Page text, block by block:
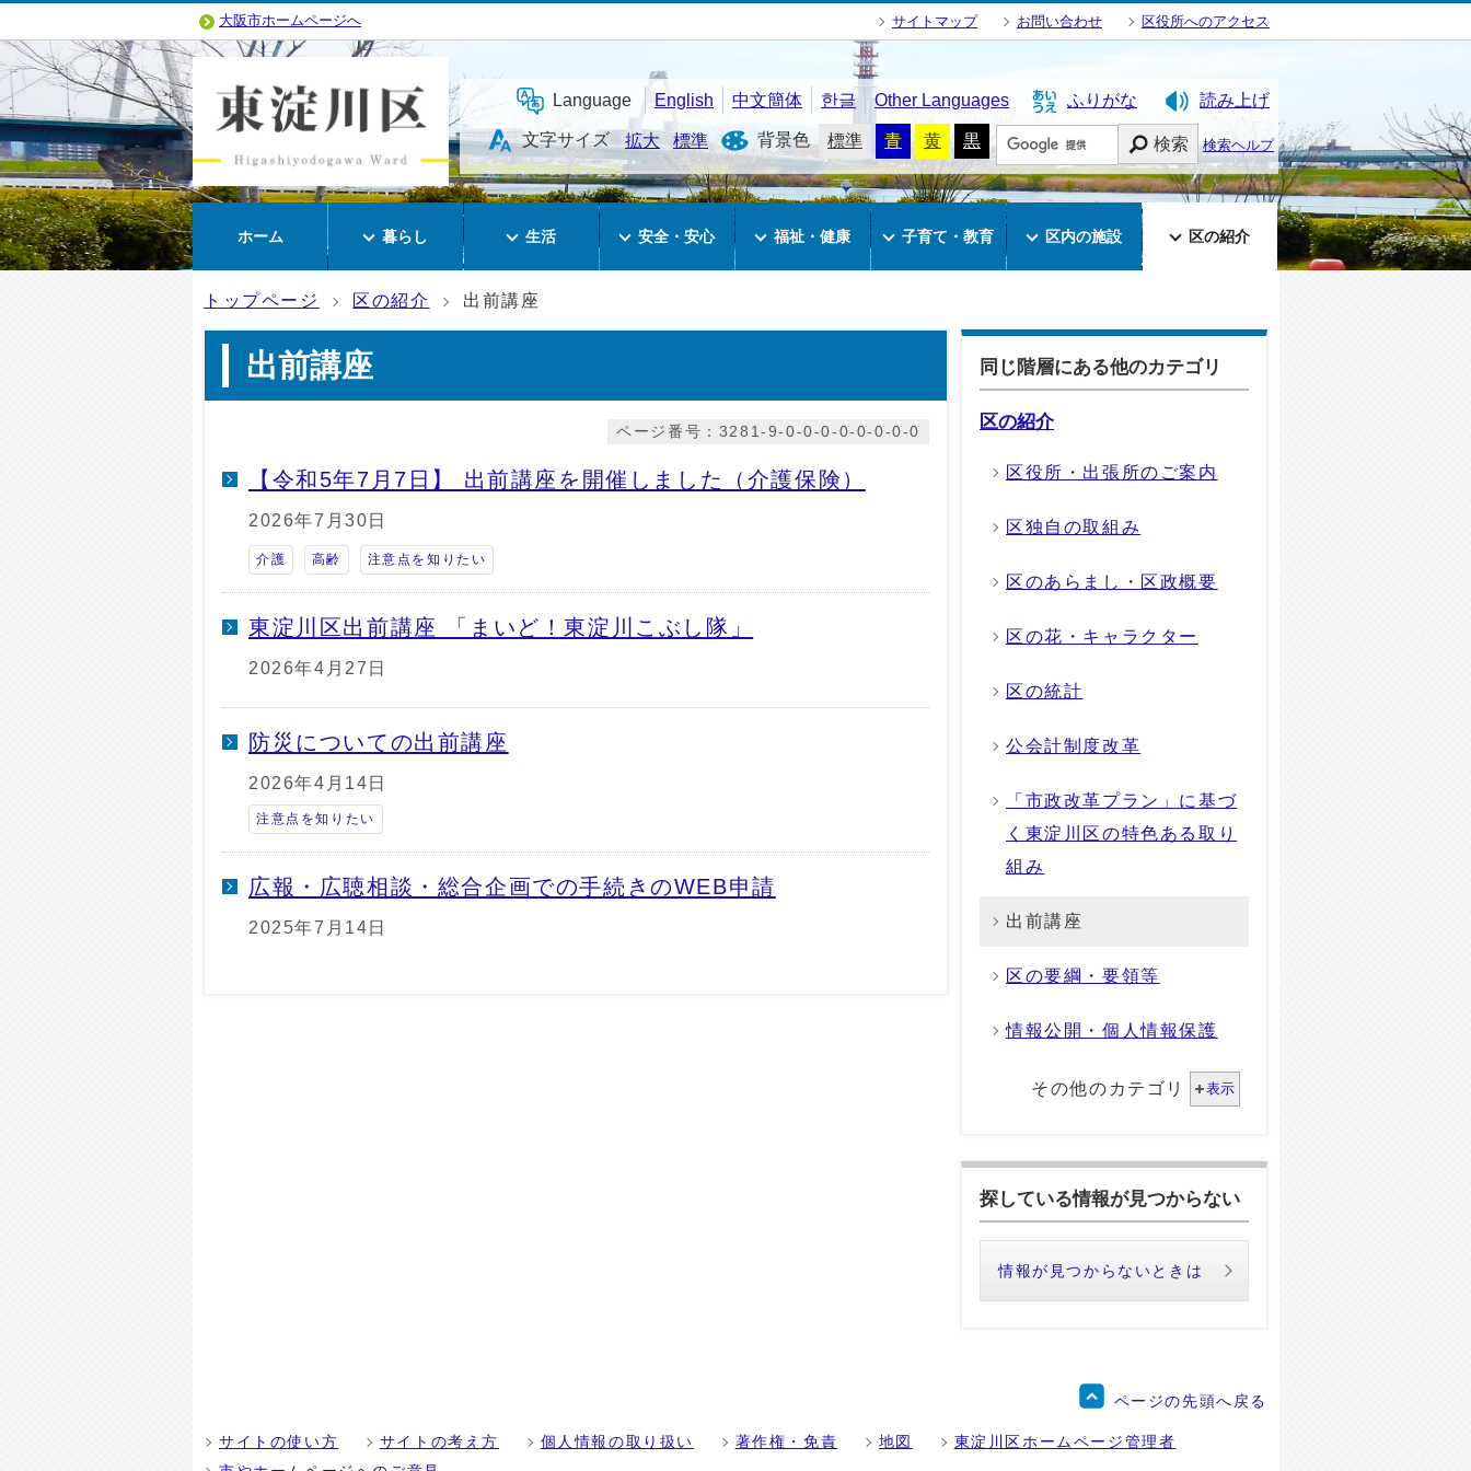
大阪市ホームページへ サイトマップ お問い合わせ 区役所へのアクセス
Language English 中文簡体 한글 Other Languages ふりがな 読み上げ
文字サイズ 拡大 標準 背景色 標準 青 黄 黒 検索 検索ヘルプ
ホーム 暮らし 生活 安全・安心 福祉・健康 子育て・教育 区内の施設 区の紹介
トップページ 区の紹介 出前講座
出前講座
ページ番号：3281-9-0-0-0-0-0-0-0-0
【令和5年7月7日】 出前講座を開催しました（介護保険）
2026年7月30日
介護 高齢 注意点を知りたい
東淀川区出前講座 「まいど！東淀川こぶし隊」
2026年4月27日
防災についての出前講座
2026年4月14日
注意点を知りたい
広報・広聴相談・総合企画での手続きのWEB申請
2025年7月14日
同じ階層にある他のカテゴリ
区の紹介
区役所・出張所のご案内
区独自の取組み
区のあらまし・区政概要
区の花・キャラクター
区の統計
公会計制度改革
「市政改革プラン」に基づ
く東淀川区の特色ある取り
組み
出前講座
区の要綱・要領等
情報公開・個人情報保護
その他のカテゴリ 表示
探している情報が見つからない
情報が見つからないときは
ページの先頭へ戻る
サイトの使い方 サイトの考え方 個人情報の取り扱い 著作権・免責 地図
東淀川区ホームページ管理者